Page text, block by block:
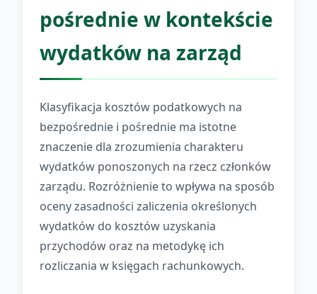
pośrednie w kontekście
wydatków na zarząd
Klasyfikacja kosztów podatkowych na
bezpośrednie i pośrednie ma istotne
znaczenie dla zrozumienia charakteru
wydatków ponoszonych na rzecz członków
zarządu. Rozróżnienie to wpływa na sposób
oceny zasadności zaliczenia określonych
wydatków do kosztów uzyskania
przychodów oraz na metodykę ich
rozliczania w księgach rachunkowych.